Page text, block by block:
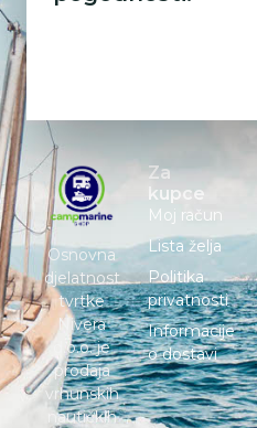
Osnovna
djelatnost
tvrtke
Nivera
d.o.o. je
prodaja
vrhunskih
nautičkih
Za
kupce
Moj račun
Lista želja
Politika
privatnosti
Informacije
o dostavi